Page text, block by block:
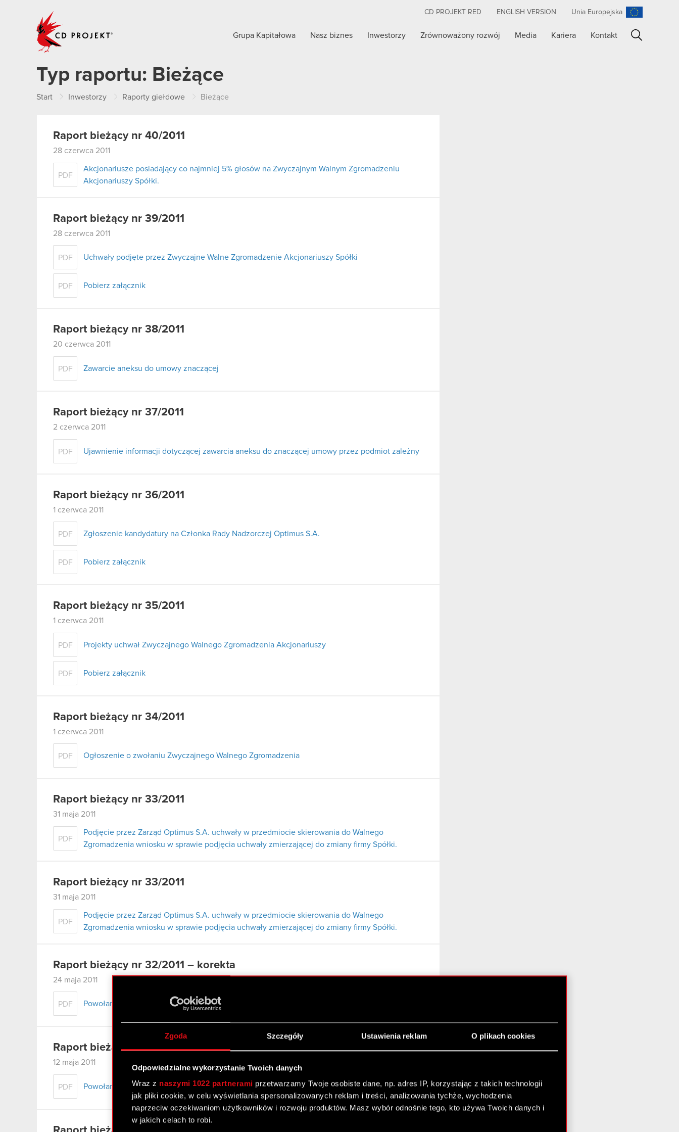
Zgoda Szczegóły Ustawienia reklam O plikach cookies
Odpowiedzialne wykorzystanie Twoich danych
Wraz z naszymi 1022 partnerami przetwarzamy Twoje osobiste dane, np. adres IP, korzystając z takich technologii
jak pliki cookie, w celu wyświetlania spersonalizowanych reklam i treści, analizowania tychże, wychodzenia
naprzeciw oczekiwaniom użytkowników i rozwoju produktów. Masz wybór odnośnie tego, kto używa Twoich danych i
w jakich celach to robi.
CD PROJEKT RED ENGLISH VERSION Unia Europejska
Grupa Kapitałowa Nasz biznes Inwestorzy Zrównoważony rozwój Media Kariera Kontakt
Typ raportu: Bieżące
Start Inwestorzy Raporty giełdowe Bieżące
Raport bieżący nr 40/2011
28 czerwca 2011
PDF
Akcjonariusze posiadający co najmniej 5% głosów na Zwyczajnym Walnym Zgromadzeniu
Akcjonariuszy Spółki.
Raport bieżący nr 39/2011
28 czerwca 2011
PDF Uchwały podjęte przez Zwyczajne Walne Zgromadzenie Akcjonariuszy Spółki
PDF Pobierz załącznik
Raport bieżący nr 38/2011
20 czerwca 2011
PDF Zawarcie aneksu do umowy znaczącej
Raport bieżący nr 37/2011
2 czerwca 2011
PDF Ujawnienie informacji dotyczącej zawarcia aneksu do znaczącej umowy przez podmiot zależny
Raport bieżący nr 36/2011
1 czerwca 2011
PDF Zgłoszenie kandydatury na Członka Rady Nadzorczej Optimus S.A.
PDF Pobierz załącznik
Raport bieżący nr 35/2011
1 czerwca 2011
PDF Projekty uchwał Zwyczajnego Walnego Zgromadzenia Akcjonariuszy
PDF Pobierz załącznik
Raport bieżący nr 34/2011
1 czerwca 2011
PDF Ogłoszenie o zwołaniu Zwyczajnego Walnego Zgromadzenia
Raport bieżący nr 33/2011
31 maja 2011
PDF
Podjęcie przez Zarząd Optimus S.A. uchwały w przedmiocie skierowania do Walnego
Zgromadzenia wniosku w sprawie podjęcia uchwały zmierzającej do zmiany firmy Spółki.
Raport bieżący nr 33/2011
31 maja 2011
PDF
Podjęcie przez Zarząd Optimus S.A. uchwały w przedmiocie skierowania do Walnego
Zgromadzenia wniosku w sprawie podjęcia uchwały zmierzającej do zmiany firmy Spółki.
Raport bieżący nr 32/2011 – korekta
24 maja 2011
PDF Powołanie Zarządu kolejnej kadencji (korekta)
Raport bieżacy nr 32/2011
12 maja 2011
PDF Powołanie Zarządu kolejnej kadencji